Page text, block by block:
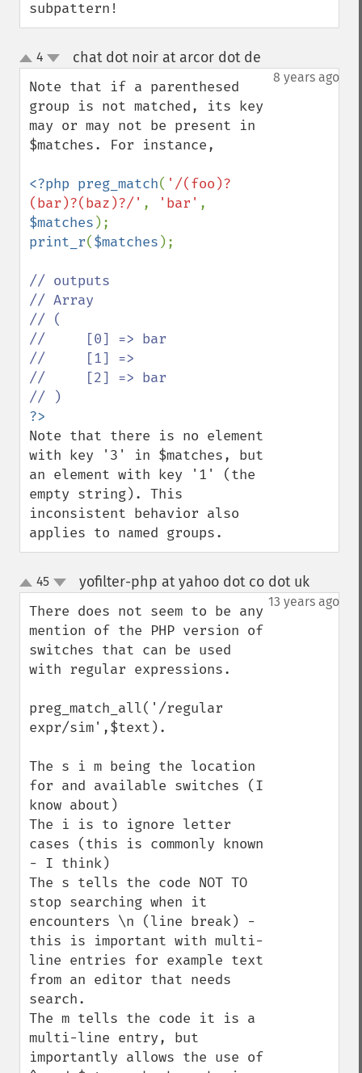
subpattern!
up
down
4 chat dot noir at arcor dot de
8 years ago
Note that if a parenthesed
group is not matched, its key
may or may not be present in
$matches. For instance,
<?php preg_match( '/(foo)?
(bar)?(baz)?/' , 'bar'
$matches
print_r($matches );
// outputs
// Array
// (
//     [0] => bar
//     [1] =>
//     [2] => bar
Note that there is no element
with key '3' in $matches, but
an element with key '1' (the
empty string). This
inconsistent behavior also
applies to named groups.
up
down
45 yofilter-php at yahoo dot co dot uk¶
13 years ago
There does not seem to be any
mention of the PHP version of
switches that can be used
with regular expressions.
preg_match_all('/regular
expr/sim',$text).
The s i m being the location
for and available switches (I
know about)
The i is to ignore letter
cases (this is commonly known
- I think)
The s tells the code NOT TO
stop searching when it
encounters \n (line break) -
this is important with multi-
line entries for example text
from an editor that needs
search.
The m tells the code it is a
multi-line entry, but
importantly allows the use of